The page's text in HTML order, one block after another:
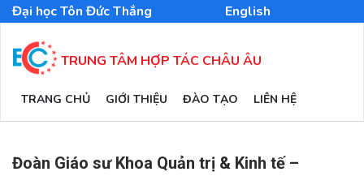
Nhảy
đến
dung
Đại học Tôn Đức Thắng English
TRUNG TÂM HỢP TÁC CHÂU ÂU
MAIN
NAVIGATION
TRANG CHỦ GIỚI THIỆU ĐÀO TẠO LIÊN HỆ
Đoàn Giáo sư Khoa Quản trị & Kinh tế –